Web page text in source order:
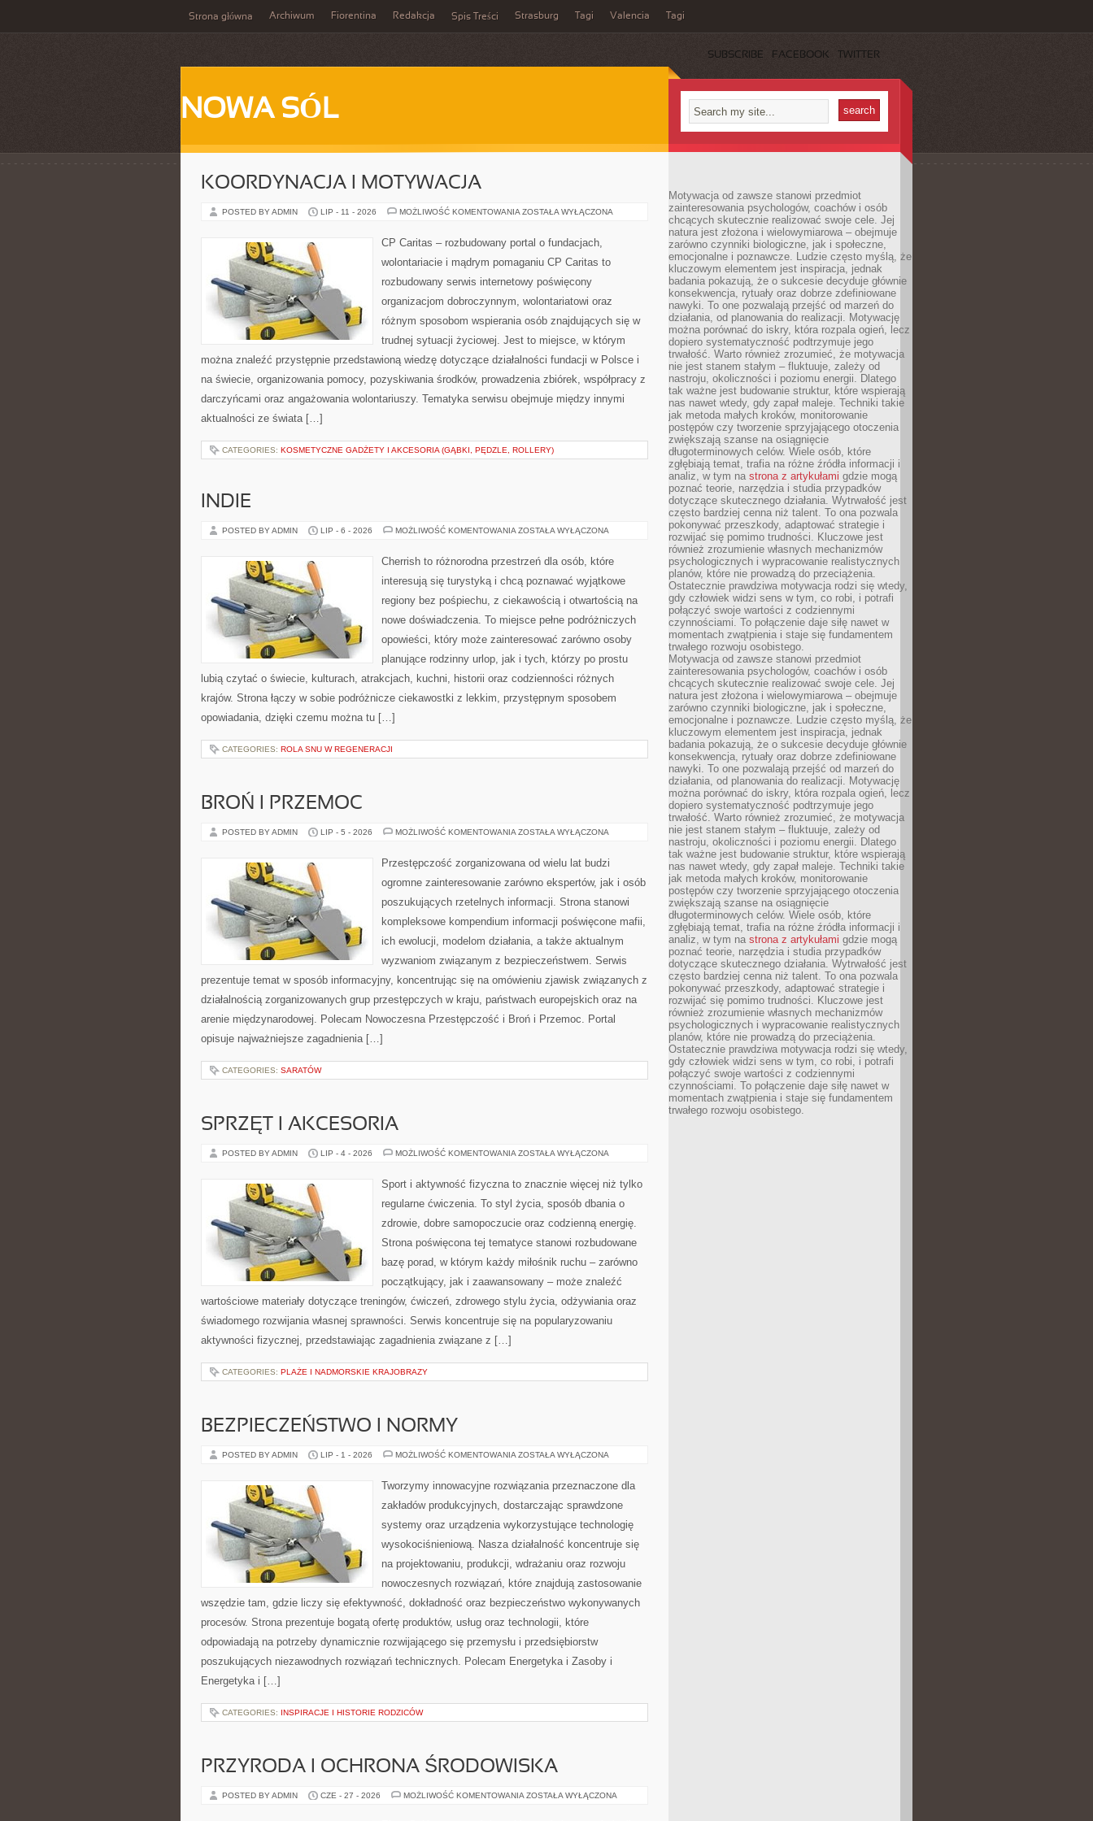
Strona główna Archiwum Fiorentina Redakcja Spis Treści Strasburg Tagi Valencia Tagi
SUBSCRIBE FACEBOOK TWITTER
NOWA SÓL
KOORDYNACJA I MOTYWACJA
POSTED BY ADMIN LIP - 11 - 2026 MOŻLIWOŚĆ KOMENTOWANIA KOORDYNACJA
ZOSTAŁA WYŁĄCZONA
CP Caritas – rozbudowany portal o fundacjach,
wolontariacie i mądrym pomaganiu CP Caritas to
rozbudowany serwis internetowy poświęcony
organizacjom dobroczynnym, wolontariatowi oraz
różnym sposobom wspierania osób znajdujących się w
trudnej sytuacji życiowej. Jest to miejsce, w którym
można znaleźć przystępnie przedstawioną wiedzę dotyczące działalności fundacji w Polsce i
na świecie, organizowania pomocy, pozyskiwania środków, prowadzenia zbiórek, współpracy z
darczyńcami oraz angażowania wolontariuszy. Tematyka serwisu obejmuje między innymi
aktualności ze świata […]
CATEGORIES: KOSMETYCZNE GADŻETY I AKCESORIA (GĄBKI, PĘDZLE, ROLLERY)
INDIE
POSTED BY ADMIN LIP - 6 - 2026 MOŻLIWOŚĆ KOMENTOWANIA INDIE
ZOSTAŁA WYŁĄCZONA
Cherrish to różnorodna przestrzeń dla osób, które
interesują się turystyką i chcą poznawać wyjątkowe
regiony bez pośpiechu, z ciekawością i otwartością na
nowe doświadczenia. To miejsce pełne podróżniczych
opowieści, który może zainteresować zarówno osoby
planujące rodzinny urlop, jak i tych, którzy po prostu
lubią czytać o świecie, kulturach, atrakcjach, kuchni, historii oraz codzienności różnych
krajów. Strona łączy w sobie podróżnicze ciekawostki z lekkim, przystępnym sposobem
opowiadania, dzięki czemu można tu […]
CATEGORIES: ROLA SNU W REGENERACJI
BROŃ I PRZEMOC
POSTED BY ADMIN LIP - 5 - 2026 MOŻLIWOŚĆ KOMENTOWANIA BROŃ
ZOSTAŁA WYŁĄCZONA
Przestępczość zorganizowana od wielu lat budzi
ogromne zainteresowanie zarówno ekspertów, jak i osób
poszukujących rzetelnych informacji. Strona stanowi
kompleksowe kompendium informacji poświęcone mafii,
ich ewolucji, modelom działania, a także aktualnym
wyzwaniom związanym z bezpieczeństwem. Serwis
prezentuje temat w sposób informacyjny, koncentrując się na omówieniu zjawisk związanych z
działalnością zorganizowanych grup przestępczych w kraju, państwach europejskich oraz na
arenie międzynarodowej. Polecam Nowoczesna Przestępczość i Broń i Przemoc. Portal
opisuje najważniejsze zagadnienia […]
CATEGORIES: SARATÓW
SPRZĘT I AKCESORIA
POSTED BY ADMIN LIP - 4 - 2026 MOŻLIWOŚĆ KOMENTOWANIA SPRZĘT
ZOSTAŁA WYŁĄCZONA
Sport i aktywność fizyczna to znacznie więcej niż tylko
regularne ćwiczenia. To styl życia, sposób dbania o
zdrowie, dobre samopoczucie oraz codzienną energię.
Strona poświęcona tej tematyce stanowi rozbudowane
bazę porad, w którym każdy miłośnik ruchu – zarówno
początkujący, jak i zaawansowany – może znaleźć
wartościowe materiały dotyczące treningów, ćwiczeń, zdrowego stylu życia, odżywiania oraz
świadomego rozwijania własnej sprawności. Serwis koncentruje się na popularyzowaniu
aktywności fizycznej, przedstawiając zagadnienia związane z […]
CATEGORIES: PLAŻE I NADMORSKIE KRAJOBRAZY
BEZPIECZEŃSTWO I NORMY
POSTED BY ADMIN LIP - 1 - 2026 MOŻLIWOŚĆ KOMENTOWANIA BEZPIECZEŃSTWO
ZOSTAŁA WYŁĄCZONA
Tworzymy innowacyjne rozwiązania przeznaczone dla
zakładów produkcyjnych, dostarczając sprawdzone
systemy oraz urządzenia wykorzystujące technologię
wysokociśnieniową. Nasza działalność koncentruje się
na projektowaniu, produkcji, wdrażaniu oraz rozwoju
nowoczesnych rozwiązań, które znajdują zastosowanie
wszędzie tam, gdzie liczy się efektywność, dokładność oraz bezpieczeństwo wykonywanych
procesów. Strona prezentuje bogatą ofertę produktów, usług oraz technologii, które
odpowiadają na potrzeby dynamicznie rozwijającego się przemysłu i przedsiębiorstw
poszukujących niezawodnych rozwiązań technicznych. Polecam Energetyka i Zasoby i
Energetyka i […]
CATEGORIES: INSPIRACJE I HISTORIE RODZICÓW
PRZYRODA I OCHRONA ŚRODOWISKA
POSTED BY ADMIN CZE - 27 - 2026 MOŻLIWOŚĆ KOMENTOWANIA PRZYRODA
ZOSTAŁA WYŁĄCZONA
Motywacja od zawsze stanowi przedmiot
zainteresowania psychologów, coachów i osób
chcących skutecznie realizować swoje cele. Jej
natura jest złożona i wielowymiarowa – obejmuje
zarówno czynniki biologiczne, jak i społeczne,
emocjonalne i poznawcze. Ludzie często myślą, że
kluczowym elementem jest inspiracja, jednak
badania pokazują, że o sukcesie decyduje głównie
konsekwencja, rytuały oraz dobrze zdefiniowane
nawyki. To one pozwalają przejść od marzeń do
działania, od planowania do realizacji. Motywację
można porównać do iskry, która rozpala ogień, lecz
dopiero systematyczność podtrzymuje jego
trwałość. Warto również zrozumieć, że motywacja
nie jest stanem stałym – fluktuuje, zależy od
nastroju, okoliczności i poziomu energii. Dlatego
tak ważne jest budowanie struktur, które wspierają
nas nawet wtedy, gdy zapał maleje. Techniki takie
jak metoda małych kroków, monitorowanie
postępów czy tworzenie sprzyjającego otoczenia
zwiększają szanse na osiągnięcie
długoterminowych celów. Wiele osób, które
zgłębiają temat, trafia na różne źródła informacji i
analiz, w tym na strona z artykułami gdzie mogą
poznać teorie, narzędzia i studia przypadków
dotyczące skutecznego działania. Wytrwałość jest
często bardziej cenna niż talent. To ona pozwala
pokonywać przeszkody, adaptować strategie i
rozwijać się pomimo trudności. Kluczowe jest
również zrozumienie własnych mechanizmów
psychologicznych i wypracowanie realistycznych
planów, które nie prowadzą do przeciążenia.
Ostatecznie prawdziwa motywacja rodzi się wtedy,
gdy człowiek widzi sens w tym, co robi, i potrafi
połączyć swoje wartości z codziennymi
czynnościami. To połączenie daje siłę nawet w
momentach zwątpienia i staje się fundamentem
trwałego rozwoju osobistego.
Motywacja od zawsze stanowi przedmiot
zainteresowania psychologów, coachów i osób
chcących skutecznie realizować swoje cele. Jej
natura jest złożona i wielowymiarowa – obejmuje
zarówno czynniki biologiczne, jak i społeczne,
emocjonalne i poznawcze. Ludzie często myślą, że
kluczowym elementem jest inspiracja, jednak
badania pokazują, że o sukcesie decyduje głównie
konsekwencja, rytuały oraz dobrze zdefiniowane
nawyki. To one pozwalają przejść od marzeń do
działania, od planowania do realizacji. Motywację
można porównać do iskry, która rozpala ogień, lecz
dopiero systematyczność podtrzymuje jego
trwałość. Warto również zrozumieć, że motywacja
nie jest stanem stałym – fluktuuje, zależy od
nastroju, okoliczności i poziomu energii. Dlatego
tak ważne jest budowanie struktur, które wspierają
nas nawet wtedy, gdy zapał maleje. Techniki takie
jak metoda małych kroków, monitorowanie
postępów czy tworzenie sprzyjającego otoczenia
zwiększają szanse na osiągnięcie
długoterminowych celów. Wiele osób, które
zgłębiają temat, trafia na różne źródła informacji i
analiz, w tym na strona z artykułami gdzie mogą
poznać teorie, narzędzia i studia przypadków
dotyczące skutecznego działania. Wytrwałość jest
często bardziej cenna niż talent. To ona pozwala
pokonywać przeszkody, adaptować strategie i
rozwijać się pomimo trudności. Kluczowe jest
również zrozumienie własnych mechanizmów
psychologicznych i wypracowanie realistycznych
planów, które nie prowadzą do przeciążenia.
Ostatecznie prawdziwa motywacja rodzi się wtedy,
gdy człowiek widzi sens w tym, co robi, i potrafi
połączyć swoje wartości z codziennymi
czynnościami. To połączenie daje siłę nawet w
momentach zwątpienia i staje się fundamentem
trwałego rozwoju osobistego.